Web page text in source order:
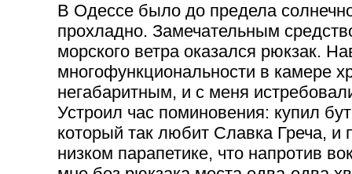
В Одессе было до предела
прохладно. Замечательным
морского ветра оказался рюкзак.
многофункциональности в камере
негабаритным, и с меня
Устроил час поминовения: купил
который так любит Славка Греча, и
низком парапетике, что напротив